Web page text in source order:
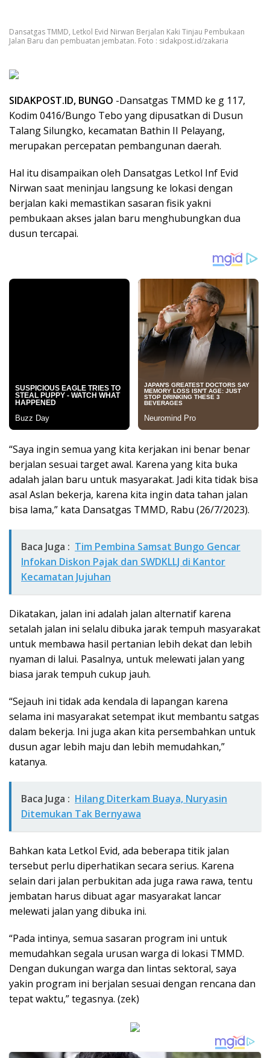
Dansatgas TMMD, Letkol Evid Nirwan Berjalan Kaki Tinjau Pembukaan
Jalan Baru dan pembuatan jembatan. Foto : sidakpost.id/zakaria
SIDAKPOST.ID, BUNGO -Dansatgas TMMD ke g 117,
Kodim 0416/Bungo Tebo yang dipusatkan di Dusun
Talang Silungko, kecamatan Bathin II Pelayang,
merupakan percepatan pembangunan daerah.
Hal itu disampaikan oleh Dansatgas Letkol Inf Evid
Nirwan saat meninjau langsung ke lokasi dengan
berjalan kaki memastikan sasaran fisik yakni
pembukaan akses jalan baru menghubungkan dua
dusun tercapai.
“Saya ingin semua yang kita kerjakan ini benar benar
berjalan sesuai target awal. Karena yang kita buka
adalah jalan baru untuk masyarakat. Jadi kita tidak bisa
asal Aslan bekerja, karena kita ingin data tahan jalan
bisa lama,” kata Dansatgas TMMD, Rabu (26/7/2023).
Baca Juga : Tim Pembina Samsat Bungo Gencar
Infokan Diskon Pajak dan SWDKLLJ di Kantor
Kecamatan Jujuhan
Dikatakan, jalan ini adalah jalan alternatif karena
setalah jalan ini selalu dibuka jarak tempuh masyarakat
untuk membawa hasil pertanian lebih dekat dan lebih
nyaman di lalui. Pasalnya, untuk melewati jalan yang
biasa jarak tempuh cukup jauh.
“Sejauh ini tidak ada kendala di lapangan karena
selama ini masyarakat setempat ikut membantu satgas
dalam bekerja. Ini juga akan kita persembahkan untuk
dusun agar lebih maju dan lebih memudahkan,”
katanya.
Baca Juga : Hilang Diterkam Buaya, Nuryasin
Ditemukan Tak Bernyawa
Bahkan kata Letkol Evid, ada beberapa titik jalan
tersebut perlu diperhatikan secara serius. Karena
selain dari jalan perbukitan ada juga rawa rawa, tentu
jembatan harus dibuat agar masyarakat lancar
melewati jalan yang dibuka ini.
“Pada intinya, semua sasaran program ini untuk
memudahkan segala urusan warga di lokasi TMMD.
Dengan dukungan warga dan lintas sektoral, saya
yakin program ini berjalan sesuai dengan rencana dan
tepat waktu,” tegasnya. (zek)